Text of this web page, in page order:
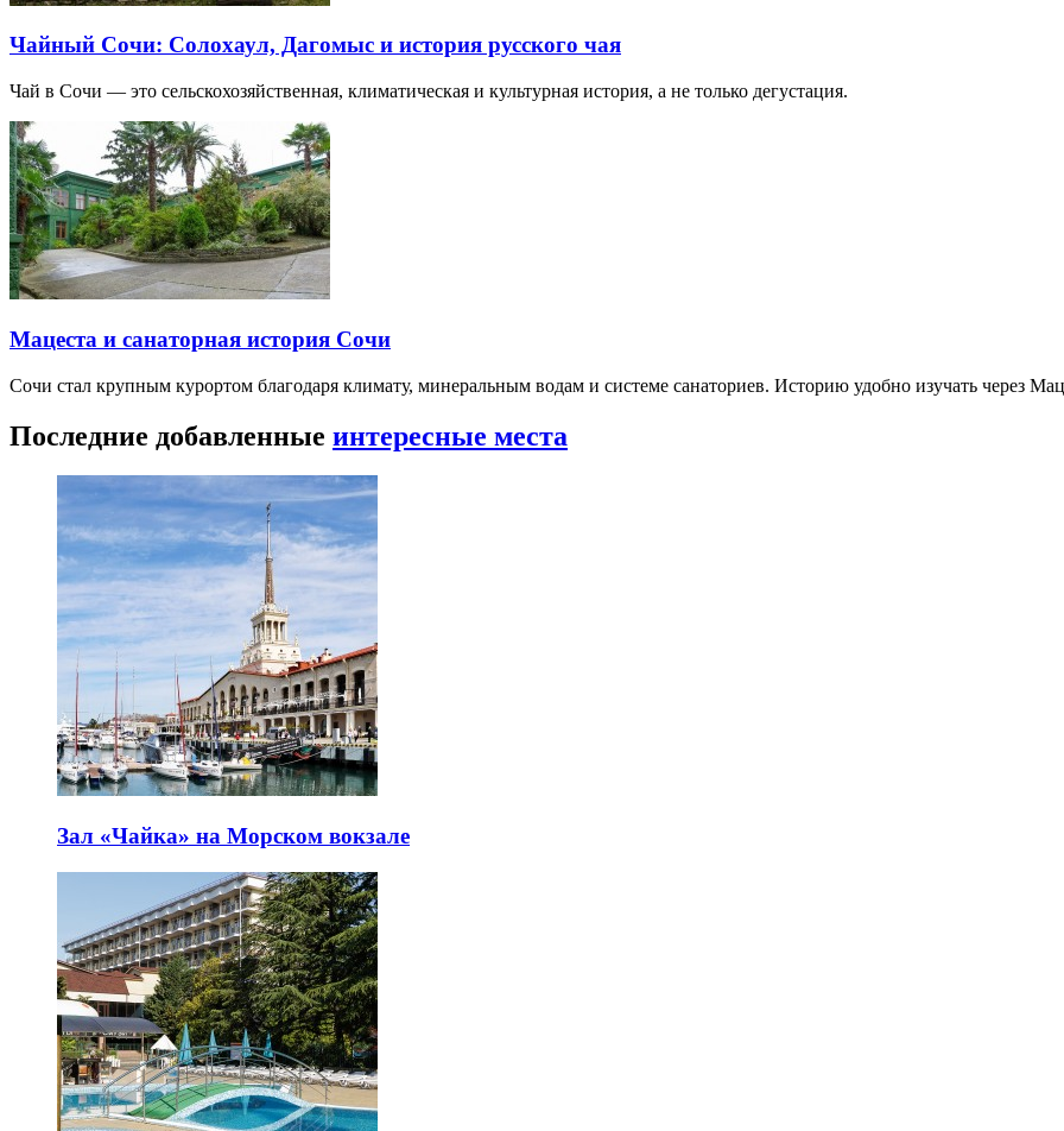
Чайный Сочи: Солохаул, Дагомыс и история русского чая
Чай в Сочи — это сельскохозяйственная, климатическая и культурная история, а не только дегустация.
Мацеста и санаторная история Сочи
Сочи стал крупным курортом благодаря климату, минеральным водам и системе санаториев. Историю удобно изучать через
Последние добавленные интересные места
Зал «Чайка» на Морском вокзале